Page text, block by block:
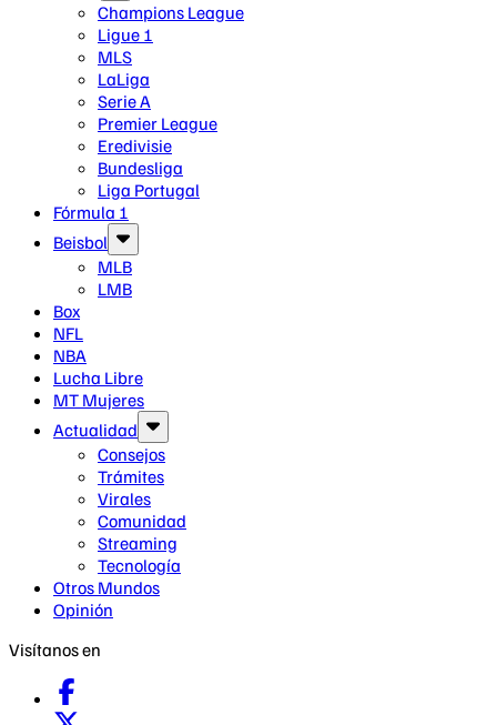
Champions League
Ligue 1
MLS
LaLiga
Serie A
Premier League
Eredivisie
Bundesliga
Liga Portugal
Fórmula 1
Beisbol
MLB
LMB
Box
NFL
NBA
Lucha Libre
MT Mujeres
Actualidad
Consejos
Trámites
Virales
Comunidad
Streaming
Tecnología
Otros Mundos
Opinión
Visítanos en